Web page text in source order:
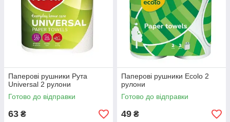
Паперові рушники Рута
Universal 2 рулони
Готово до відправки
63 ₴
Паперові рушники Ecolo 2
рулони
Готово до відправки
49 ₴